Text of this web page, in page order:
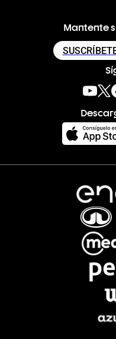
Mantente